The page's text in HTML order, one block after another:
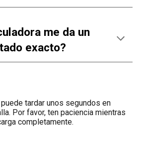
me da un
exacto?
tardar unos segundos en
Por favor, ten paciencia mientras
completamente.